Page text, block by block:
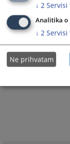
↓ 2
Analitika o
↓ 2
Ne prihvatam